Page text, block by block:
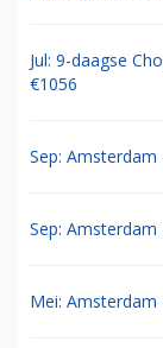
Jul: 9-daagse
€1056
Sep: Amsterdam
Sep: Amsterdam
Mei: